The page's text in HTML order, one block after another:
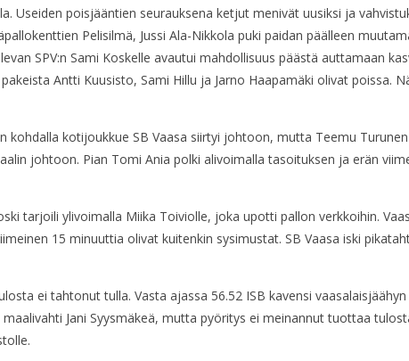
Useiden poisjääntien seurauksena ketjut menivät uusiksi ja
Pelisilmä, Jussi Ala-Nikkola puki paidan päälleen
SPV:n Sami Koskelle avautui mahdollisuus päästä auttamaan
Antti Kuusisto, Sami Hillu ja Jarno Haapamäki olivat poissa.
kohdalla kotijoukkue SB Vaasa siirtyi johtoon, mutta Teemu
johtoon. Pian Tomi Ania polki alivoimalla tasoituksen ja erän
tarjoili ylivoimalla Miika Toiviolle, joka upotti pallon verkkoihin.
15 minuuttia olivat kuitenkin sysimustat. SB Vaasa iski
ei tahtonut tulla. Vasta ajassa 56.52 ISB kavensi
Jani Syysmäkeä, mutta pyöritys ei meinannut tuottaa